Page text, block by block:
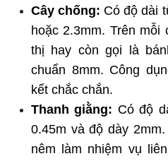
Cây chống: Có độ dài
hoặc 2.3mm. Trên mỗi
thị hay còn gọi là
chuẩn 8mm. Công
kết chắc chắn.
Thanh giằng: Có độ
0.45m và độ dày
nêm làm nhiệm vụ